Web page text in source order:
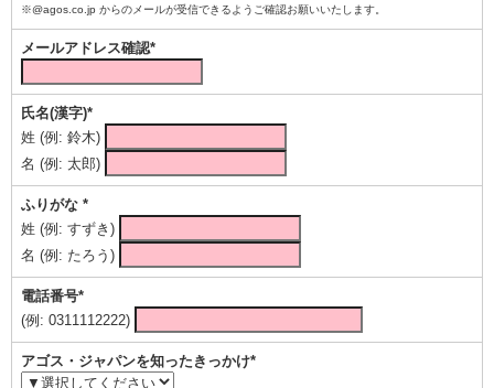
※@agos.co.jp からのメールが受信できるようご確認お願いいたします。
メールアドレス確認*
氏名(漢字)*
姓 (例: 鈴木)
名 (例: 太郎)
ふりがな *
姓 (例: すずき)
名 (例: たろう)
電話番号*
(例: 0311112222)
アゴス・ジャパンを知ったきっかけ*